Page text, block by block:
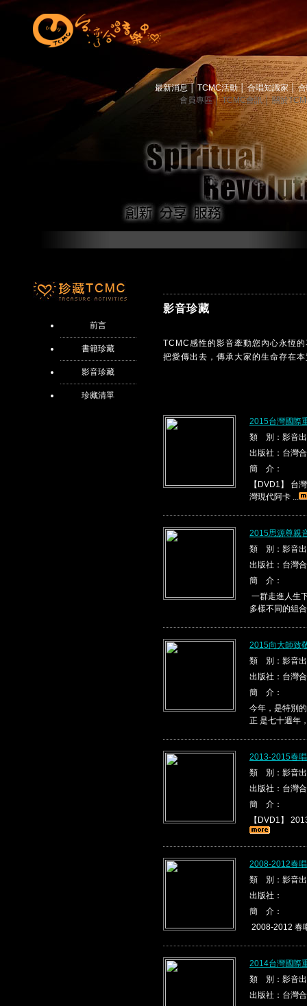
最新消息 TCMC活動│ 合唱知識家│
會員專區│ TCMC會訊│ 關於
前言
書籍珍藏
影音珍藏
珍藏清單
影音珍藏
TCMC感性的影音牽動您內心永恆
把愛傳出去，傳承大家的生命存在
2015台灣國際
類 別：影音
出版社：台灣
簡 介：
【DVD1】 台
灣現代阿卡 ...
2015思源尊親
類 別：影音
出版社：台灣
簡 介：
一群走進人生
多樣不同的組
2015向大師致
類 別：影音
出版社：台灣
簡 介：
今年，是特別
正 是七十週年
2013-2015春
類 別：影音
出版社：台灣
簡 介：
【DVD1】
2008-2012春
類 別：影音
出版社：
簡 介：
2008-2012 春
2014台灣國際
類 別：影音
出版社：台灣